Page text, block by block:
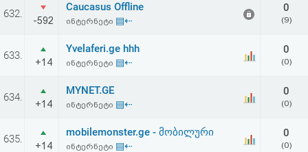
632.
-592
Caucasus Offline
ინტერნეტი ▤⇠
0
(9)
633.
+14
Yvelaferi.ge hhh
ინტერნეტი ▤⇠
0
(0)
634.
+14
MYNET.GE
ინტერნეტი ▤⇠
0
(0)
635.
+14
mobilemonster.ge - მობილური
ინტერნეტი ▤⇠
0
(0)